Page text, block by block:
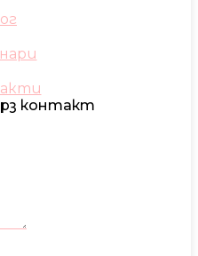
контакт